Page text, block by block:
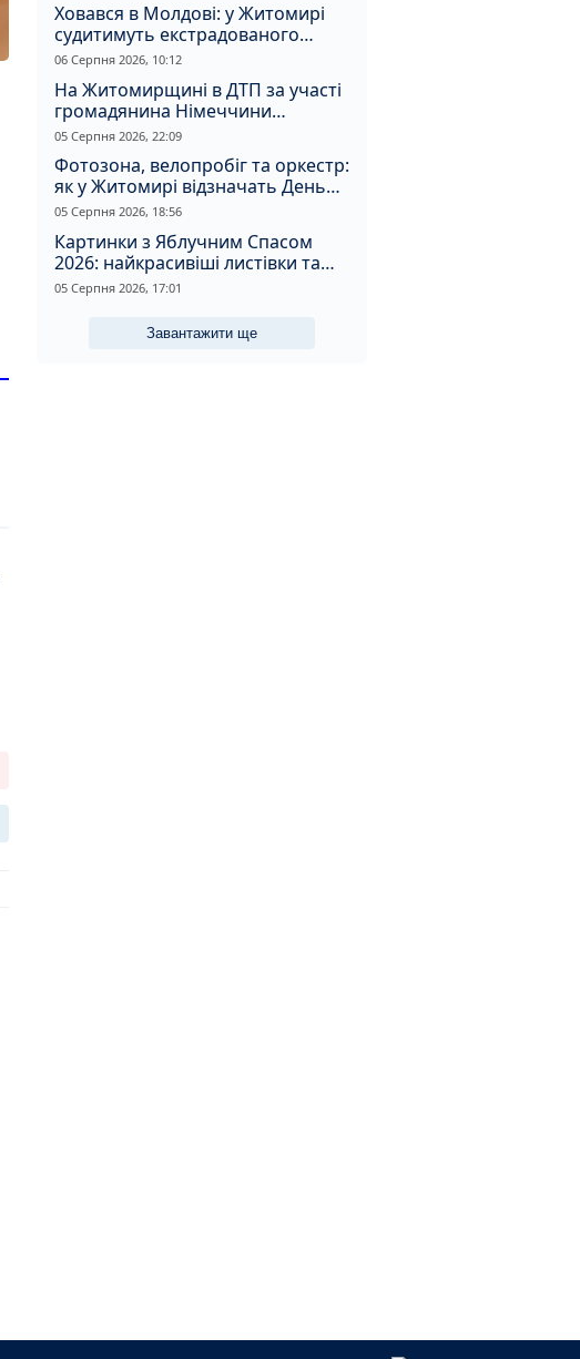
Ховався в Молдові: у Житомирі
судитимуть екстрадованого
іноземця за сурогатний спирт і
06 Серпня 2026, 10:12
На Житомирщині в ДТП за участі
громадянина Німеччини
постраждали двоє людей
05 Серпня 2026, 22:09
Фотозона, велопробіг та оркестр:
як у Житомирі відзначать День
Прапора та День Незалежності
05 Серпня 2026, 18:56
Картинки з Яблучним Спасом
2026: найкрасивіші листівки та
щирі привітання зі святом
05 Серпня 2026, 17:01
Завантажити ще